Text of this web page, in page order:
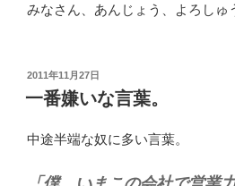
みなさん、あんじょう、よろしゅ
投
2011年11月27日
一番嫌いな言葉。
中途半端な奴に多い言葉。